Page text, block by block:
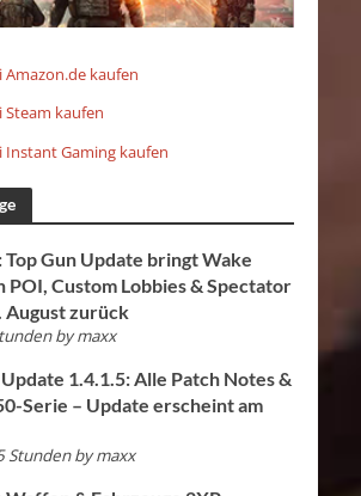
Amazon.de kaufen
Steam kaufen
Instant Gaming kaufen
Gun Update bringt Wake
POI, Custom Lobbies & Spectator
August zurück
bymaxx
1.4.1.5: Alle Patch Notes &
Serie – Update erscheint am
Stunden bymaxx